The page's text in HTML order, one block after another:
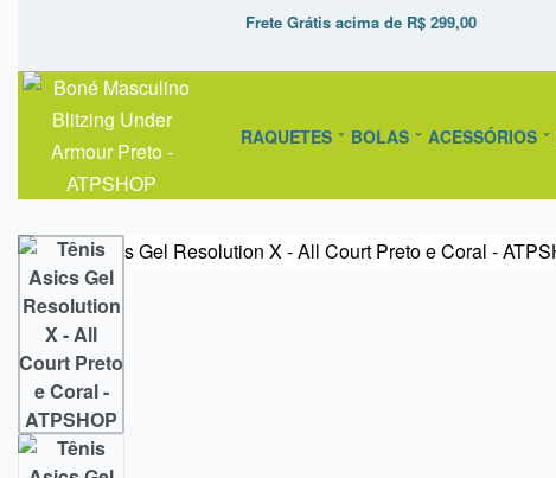
Frete Grátis acima de R$ 299,00
RAQUETES BOLAS ACESSÓRIOS